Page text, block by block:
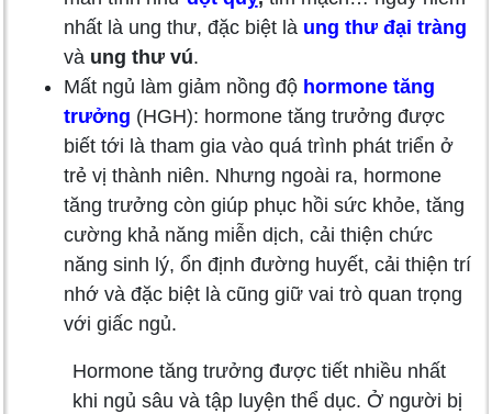
nhất là ung thư, đặc biệt là ung thư đại tràng
và ung thư vú.
Mất ngủ làm giảm nồng độ hormone tăng
trưởng (HGH): hormone tăng trưởng được
biết tới là tham gia vào quá trình phát triển ở
trẻ vị thành niên. Nhưng ngoài ra, hormone
tăng trưởng còn giúp phục hồi sức khỏe, tăng
cường khả năng miễn dịch, cải thiện chức
năng sinh lý, ổn định đường huyết, cải thiện trí
nhớ và đặc biệt là cũng giữ vai trò quan trọng
với giấc ngủ.
Hormone tăng trưởng được tiết nhiều nhất
khi ngủ sâu và tập luyện thể dục. Ở người bị